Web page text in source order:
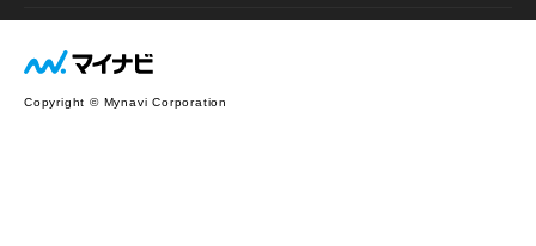
Copyright © Mynavi Corporation